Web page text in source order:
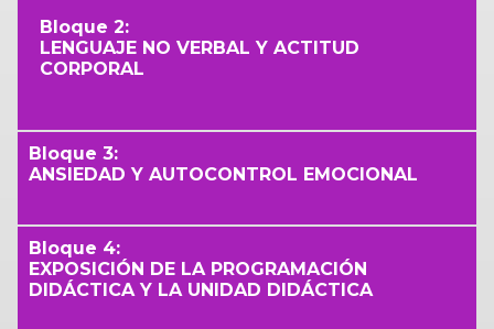
Bloque 2:
LENGUAJE NO VERBAL Y ACTITUD
CORPORAL
Bloque 3:
ANSIEDAD Y AUTOCONTROL EMOCIONAL
Bloque 4:
EXPOSICIÓN DE LA PROGRAMACIÓN
DIDÁCTICA Y LA UNIDAD DIDÁCTICA